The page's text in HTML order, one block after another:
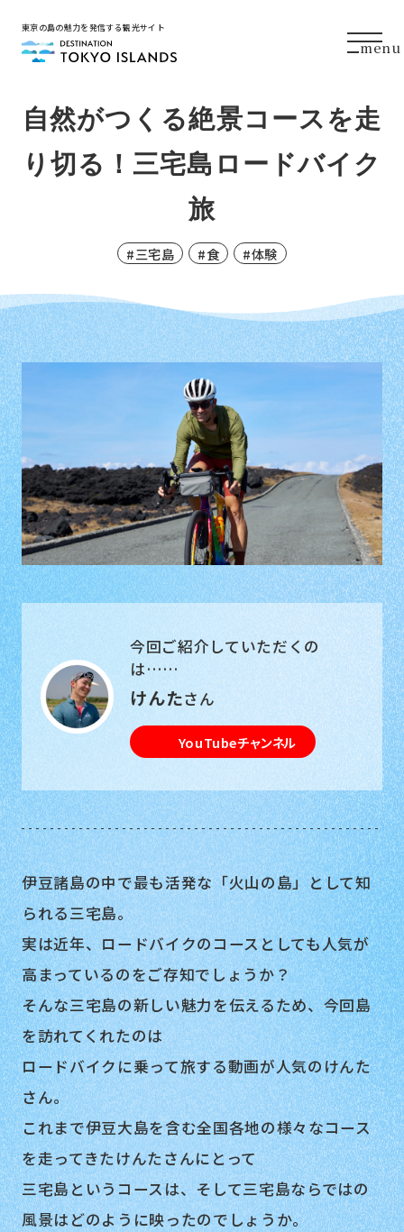
東京の島の魅力を発信する観光サイト
menu
自然がつくる絶景コースを走
り切る！三宅島ロードバイク
旅
三宅島 食 体験
今回ご紹介していただくの
は……
けんたさん
YouTubeチャンネル
伊豆諸島の中で最も活発な「火山の島」として知
られる三宅島。
実は近年、ロードバイクのコースとしても人気が
高まっているのをご存知でしょうか？
そんな三宅島の新しい魅力を伝えるため、今回島
を訪れてくれたのは
ロードバイクに乗って旅する動画が人気のけんた
さん。
これまで伊豆大島を含む全国各地の様々なコース
を走ってきたけんたさんにとって
三宅島というコースは、そして三宅島ならではの
風景はどのように映ったのでしょうか。